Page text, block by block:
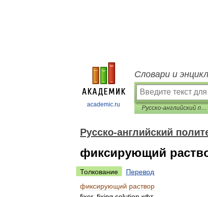
academic.ru
Словари и
Русско-английский политехнический словарь
Русско-английский
фиксирующий
Толкование
Перевод
фиксирующий раствор